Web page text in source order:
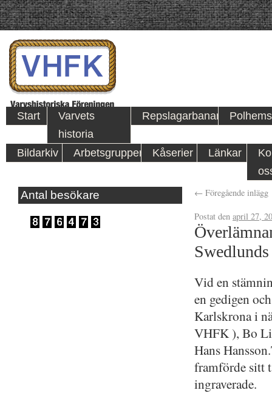
Start
Varvets
historia
Repslagarbanan
Bildarkiv Arbetsgrupper Kåserier Länkar
Antal besökare ← Föregående inlägg
Postat den april 27,
Vid en
en gedigen
Karlskrona i
VHFK ), Bo
Hans
framförde sitt
ingraverade.